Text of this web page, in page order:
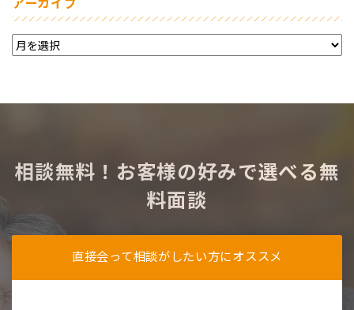
アーカイブ
相談無料！お客様の好みで選べる無
料面談
直接会って相談がしたい方にオススメ